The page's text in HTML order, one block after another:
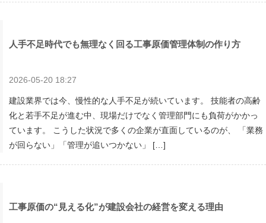
人手不足時代でも無理なく回る工事原価管理体制の作り方
2026-05-20 18:27
建設業界では今、慢性的な人手不足が続いています。 技能者の高齢
化と若手不足が進む中、現場だけでなく管理部門にも負荷がかかっ
ています。 こうした状況で多くの企業が直面しているのが、 「業務
が回らない」「管理が追いつかない」 […]
工事原価の“見える化”が建設会社の経営を変える理由